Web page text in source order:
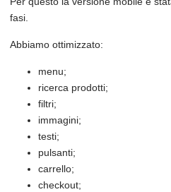
fasi.
Abbiamo ottimizzato:
menu;
ricerca prodotti;
filtri;
immagini;
testi;
pulsanti;
carrello;
checkout;